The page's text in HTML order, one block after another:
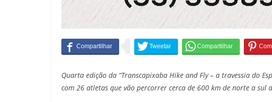
Quarta edição da “Transcapixaba Hike and Fly – a travessia do
com 26 atletas que vão percorrer cerca de 600 km de norte a sul